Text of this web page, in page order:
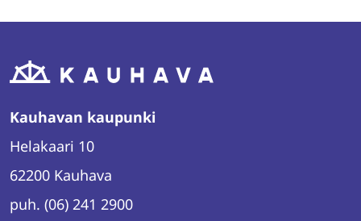
"Facebook"
"X""LinkedIn"
Kauhavan kaupunki
Helakaari 10
62200 Kauhava
puh. (06) 241 2900